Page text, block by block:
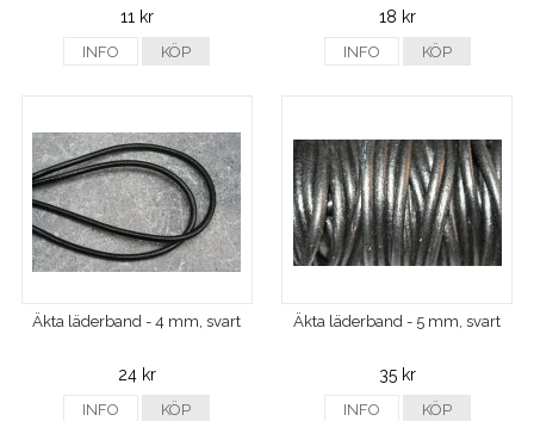
11 kr
INFO KÖP
18 kr
INFO KÖP
Äkta läderband - 4 mm, svart
24 kr
INFO KÖP
Äkta läderband - 5 mm, svart
35 kr
INFO KÖP